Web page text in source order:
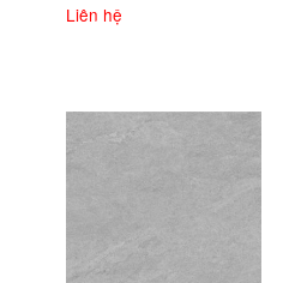
Liên hệ